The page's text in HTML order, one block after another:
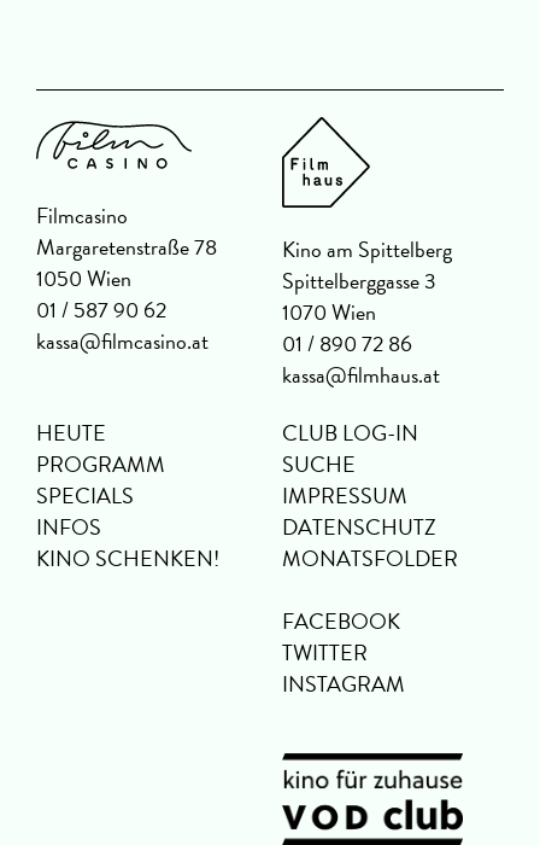
Filmcasino
Margaretenstraße 78
1050 Wien
01 / 587 90 62
kassa@filmcasino.at
Kino am Spittelberg
Spittelberggasse 3
1070 Wien
01 / 890 72 86
kassa@filmhaus.at
HEUTE
PROGRAMM
SPECIALS
INFOS
KINO SCHENKEN!
CLUB LOG-IN
SUCHE
IMPRESSUM
DATENSCHUTZ
MONATSFOLDER
FACEBOOK
TWITTER
INSTAGRAM